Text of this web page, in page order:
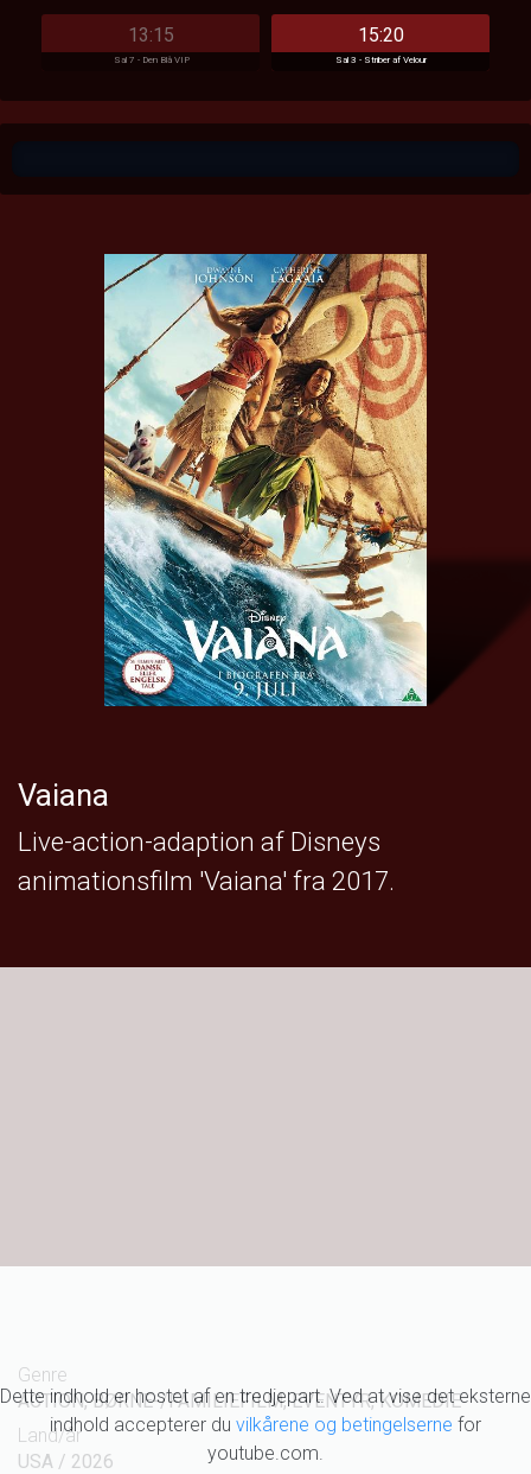
Sal 7 - Den Blå VIP
13:15
Sal 3 - Striber af Velour
15:20
Vaiana
Live-action-adaption af Disneys
animationsfilm 'Vaiana' fra 2017.
Dette indhold er hostet af en tredjepart. Ved at vise det eksterne
indhold accepterer du vilkårene og betingelserne for
youtube.com.
Genre
ACTION, BØRNE-/FAMILIEFILM, EVENTYR, KOMEDIE
Land/år
USA / 2026